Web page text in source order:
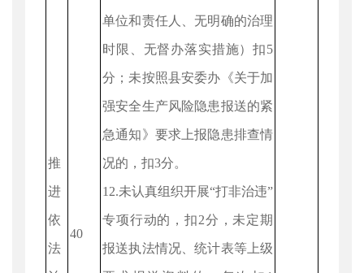
推
进
依
法
40
单位和责任人、无明确的治理
时限、无督办落实措施）扣5
分；未按照县安委办《关于加
强安全生产风险隐患报送的紧
急通知》要求上报隐患排查情
况的，扣3分。
12.未认真组织开展“打非治违”
专项行动的，扣2分，未定期
报送执法情况、统计表等上级